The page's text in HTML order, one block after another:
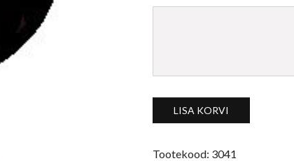
Metallik pulber kuldne kogus
LISA KORVI
Tootekood: 3041